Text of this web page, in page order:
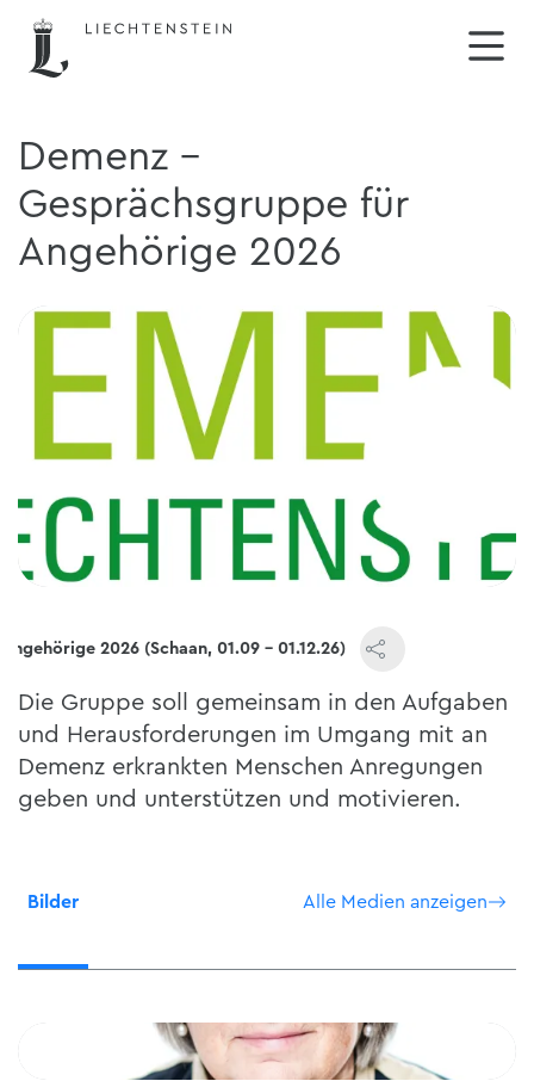
Demenz -
Gesprächsgruppe für
Angehörige 2026
2026 (Schaan, 01.09 - 01.12.26)
Die Gruppe soll gemeinsam in den Aufgaben
und Herausforderungen im Umgang mit an
Demenz erkrankten Menschen Anregungen
geben und unterstützen und motivieren.
Bilder Alle Medien anzeigen